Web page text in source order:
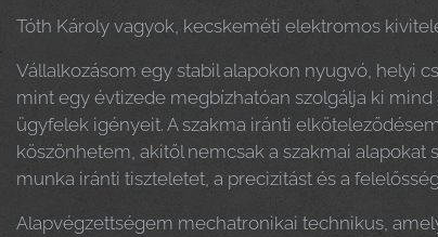
Tóth Károly vagyok, kecskeméti elektromos
Vállalkozásom egy stabil alapokon nyugvó, helyi
mint egy évtizede megbízhatóan szolgálja ki mind
ügyfelek igényeit. A szakma iránti
köszönhetem, akitől nemcsak a szakmai alapokat
munka iránti tiszteletet, a precizitást és a
Alapvégzettségem mechatronikai technikus,